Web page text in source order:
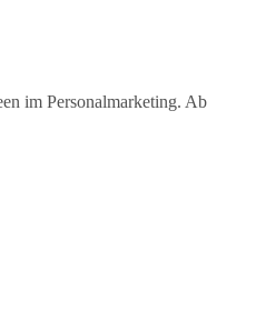
im Personalmarketing. Ab